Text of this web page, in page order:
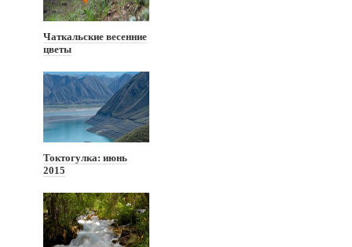
Чаткальские весенние
цветы
Токтогулка: июнь
2015